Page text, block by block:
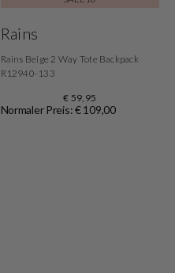
Rains
Rains Beige 2 Way Tote Backpack
R12940-133
€ 59,95
Normaler Preis: € 109,00